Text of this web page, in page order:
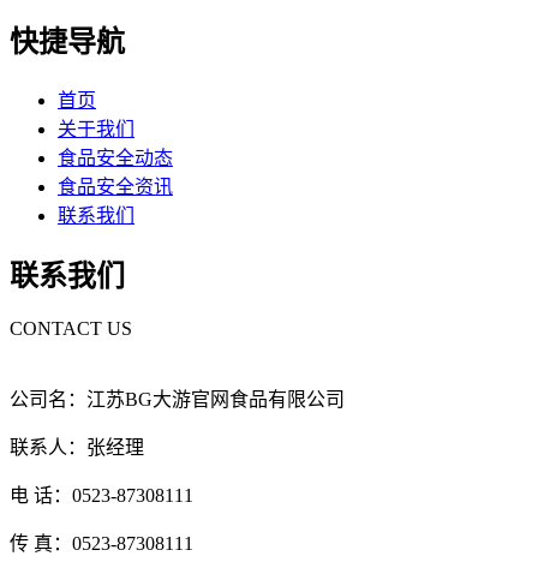
快捷导航
首页
关于我们
食品安全动态
食品安全资讯
联系我们
联系我们
CONTACT US
公司名：江苏BG大游官网食品有限公司
联系人：张经理
电 话：0523-87308111
传 真：0523-87308111